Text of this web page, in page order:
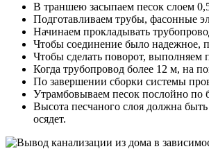
В траншею засыпаем песок слоем
Подготавливаем трубы, фасонные
Начинаем прокладывать
Чтобы соединение было надежное,
Чтобы сделать поворот,
Когда трубопровод более 12 м, на
По завершении сборки системы
Утрамбовываем песок послойно по
Высота песчаного слоя должна
осядет.